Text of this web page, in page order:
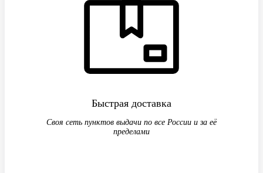
Быстрая доставка
Своя сеть пунктов выдачи по все России и за её
пределами